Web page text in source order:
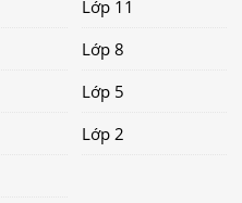
Lớp 11
Lớp 8
Lớp 5
Lớp 2